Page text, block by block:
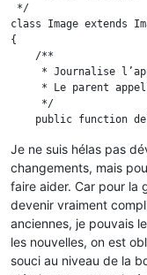
// Liste
if
return
        }
$allowed =
foreach
if
        }
if
return
        }
$entries =
if
return
*/
class Image extends
{
    /**
* Journalise
* Le parent
     */
public function
// On laisse
return
    }
Je ne suis hélas pas
changements, mais
faire aider. Car pour la
devenir vraiment
anciennes, je pouvais
les nouvelles, on est
souci au niveau de la